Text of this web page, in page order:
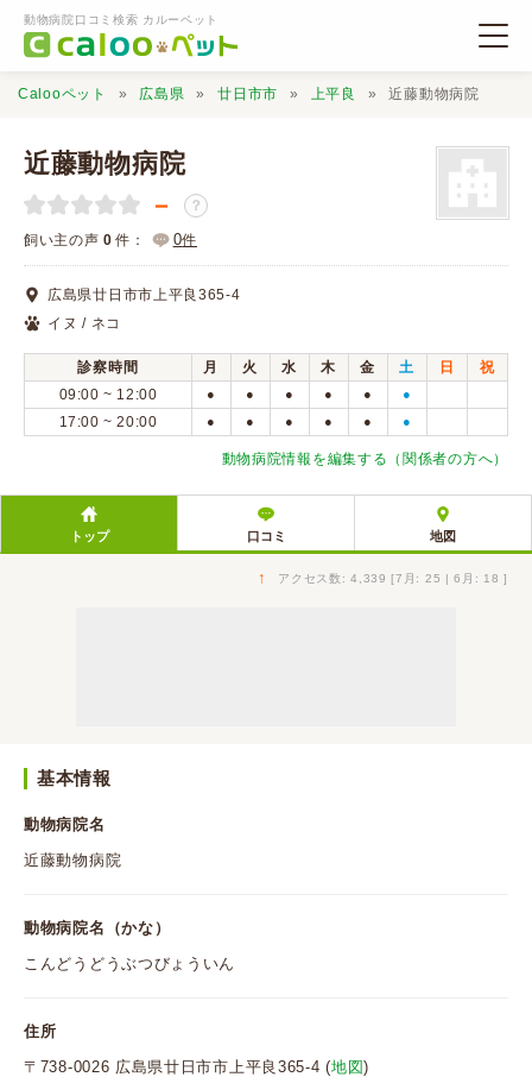
動物病院口コミ検索 カルーペット
動物病院検索
口コミ検索
Calooペットとは？
Calooペット 広島県 廿日市市 上平良 近藤動物病院
近藤動物病院
－ ？
飼い主の声 0 件： 0件
広島県廿日市市上平良365-4
イヌ / ネコ
診察時間 月 火 水 木 金 土 日
祝
09:00 ~ 12:00
● ● ● ● ● ●
17:00 ~ 20:00 ● ● ● ● ● ●
動物病院情報を編集する（関係者の方へ）
トップ 口コミ 地図
↑ アクセス数: 4,339 [7月: 25 | 6月: 18 ]
基本情報
動物病院名
近藤動物病院
動物病院名（かな）
こんどうどうぶつびょういん
住所
〒738-0026 広島県廿日市市上平良365-4 (地図)